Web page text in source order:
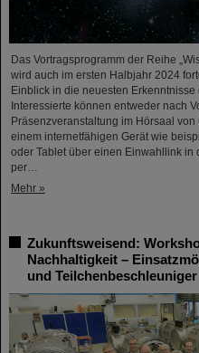
Das Vortragsprogramm der Reihe
wird auch im ersten Halbjahr 2024
Einblick in die neuesten
Interessierte können entweder nach
Präsenzveranstaltung im Hörsaal
einem internetfähigen Gerät wie
oder Tablet über einen Einwahllink in
per…
Mehr »
Zukunftsweisend:
Nachhaltigkeit –
und Teilchenbeschleuniger